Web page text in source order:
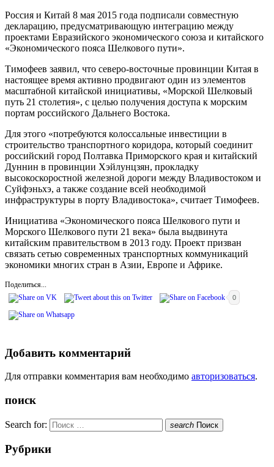
Россия и Китай 8 мая 2015 года подписали совместную
декларацию, предусматривающую интеграцию между
проектами Евразийского экономического союза и китайского
«Экономического пояса Шелкового пути».
Тимофеев заявил, что северо-восточные провинции Китая в
настоящее время активно продвигают один из элементов
масштабной китайской инициативы, «Морской Шелковый
путь 21 столетия», с целью получения доступа к морским
портам российского Дальнего Востока.
Для этого «потребуются колоссальные инвестиции в
строительство транспортного коридора, который соединит
российский город Полтавка Приморского края и китайский
Дуннин в провинции Хэйлунцзян, прокладку
высокоскоростной железной дороги между Владивостоком и
Суйфэньхэ, а также создание всей необходимой
инфраструктуры в порту Владивостока», считает Тимофеев.
Инициатива «Экономического пояса Шелкового пути и
Морского Шелкового пути 21 века» была выдвинута
китайским правительством в 2013 году. Проект призван
связать сетью современных транспортных коммуникаций
экономики многих стран в Азии, Европе и Африке.
Поделиться...
0
Добавить комментарий
Для отправки комментария вам необходимо авторизоваться.
поиск
Search for: search Поиск
Рубрики